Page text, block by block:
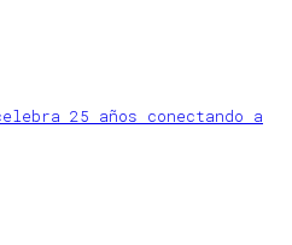
25 años conectando a